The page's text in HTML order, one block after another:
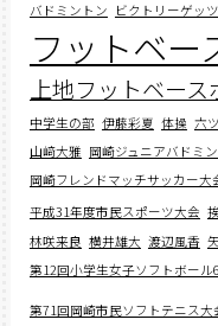
バドミントン ビクトリーゲッツ
フットベー
上地フットベー
中学生の部 伊藤彩夏 体操 六
山﨑大雅 岡崎ジュニアバドミ
岡崎フレンドマッチサッカー大
平成31年度市民スポーツ大会
林咲来良 横井雄大 渡辺風香
第12回小学生女子ソフトボール
第71回岡崎市民ソフトテニス大